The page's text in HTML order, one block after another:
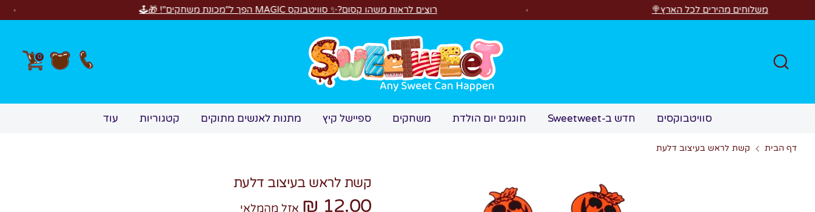
מהירים לכל הארץ🍭 רוצים לראות משהו קסום?✨ סוויטבוקס MAGIC הפך ל"מכונת משחקים"! 🎁🕹️
חיפוש 0
סוויטבוקסים חדש ב-Sweetweet חוגגים יום הולדת משחקים ספיישל קיץ מתנות לאנשים מתוקים קטגוריות עוד
דף הבית קשת לראש בעיצוב דלעת
קשת לראש בעיצוב דלעת
12.00 ₪ אזל מהמלאי